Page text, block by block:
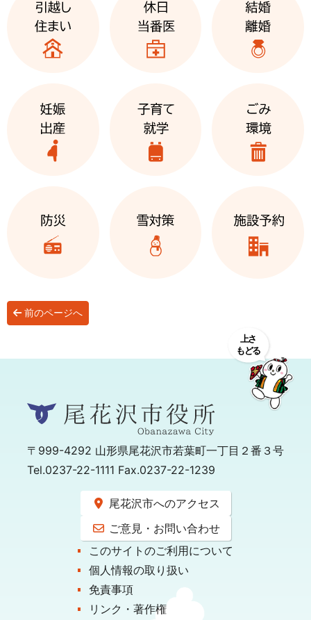
前のページへ
〒999-4292 山形県尾花沢市若葉町一丁目２番３号
Tel.0237-22-1111 Fax.0237-22-1239
尾花沢市へのアクセス
ご意見・お問い合わせ
このサイトのご利用について
個人情報の取り扱い
免責事項
リンク・著作権